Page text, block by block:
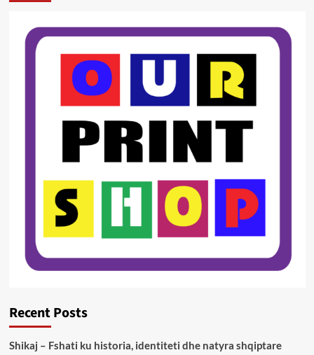
Recent Posts
Shikaj – Fshati ku historia, identiteti dhe natyra shqiptare